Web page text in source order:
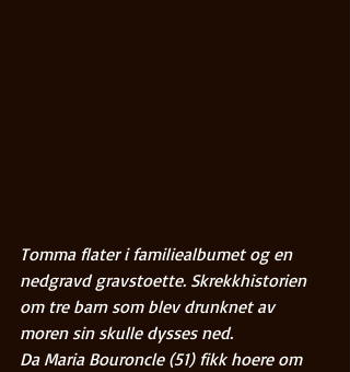
Tomma flater i familiealbumet og en
nedgravd gravstoette. Skrekkhistorien
om tre barn som blev drunknet av
moren sin skulle dysses ned.
Da Maria Bouroncle (51) fikk hoere om